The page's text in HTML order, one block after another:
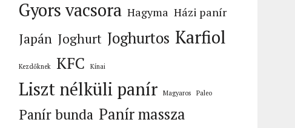
Gyors vacsora Hagyma Házi panír
Japán Joghurt Joghurtos Karfiol
Kezdőknek KFC Kínai
Liszt nélküli panír Magyaros Paleo
Panír bunda Panír massza